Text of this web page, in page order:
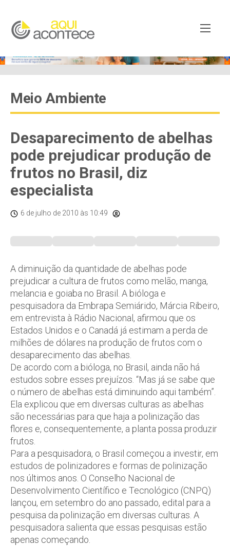
Meio Ambiente
Desaparecimento de abelhas
pode prejudicar produção de
frutos no Brasil, diz
especialista
6 de julho de 2010 às 10:49
A diminuição da quantidade de abelhas pode
prejudicar a cultura de frutos como melão, manga,
melancia e goiaba no Brasil. A bióloga e
pesquisadora da Embrapa Semiárido, Márcia Ribeiro,
em entrevista à Rádio Nacional, afirmou que os
Estados Unidos e o Canadá já estimam a perda de
milhões de dólares na produção de frutos com o
desaparecimento das abelhas.
De acordo com a bióloga, no Brasil, ainda não há
estudos sobre esses prejuízos. “Mas já se sabe que
o número de abelhas está diminuindo aqui também”.
Ela explicou que em diversas culturas as abelhas
são necessárias para que haja a polinização das
flores e, consequentemente, a planta possa produzir
frutos.
Para a pesquisadora, o Brasil começou a investir, em
estudos de polinizadores e formas de polinização
nos últimos anos. O Conselho Nacional de
Desenvolvimento Científico e Tecnológico (CNPQ)
lançou, em setembro do ano passado, edital para a
pesquisa da polinização em diversas culturas. A
pesquisadora salienta que essas pesquisas estão
apenas começando.